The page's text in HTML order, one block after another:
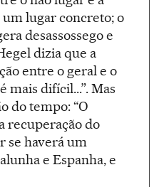
lugar concreto; o
desassossego e
dizia que a
entre o geral e o
mais difícil...”. Mas
do tempo: “O
recuperação do
se haverá um
e Espanha, e